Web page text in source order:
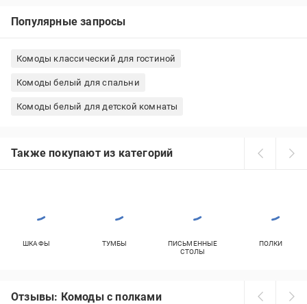
Популярные запросы
Комоды классический для гостиной
Комоды белый для спальни
Комоды белый для детской комнаты
Также покупают из категорий
ШКАФЫ ТУМБЫ
ПИСЬМЕННЫЕ
СТОЛЫ
ПОЛКИ
Отзывы: Комоды с полками